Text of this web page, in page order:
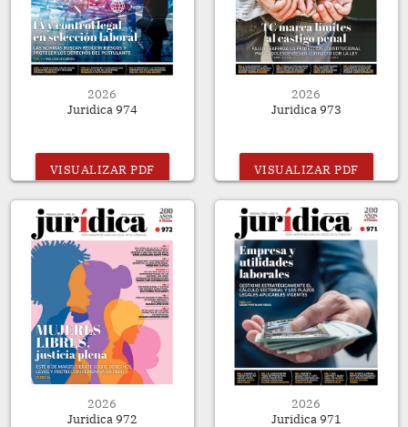
2026
Juridica 974
VISUALIZAR PDF
2026
Juridica 973
VISUALIZAR PDF
2026
Juridica 972
2026
Juridica 971